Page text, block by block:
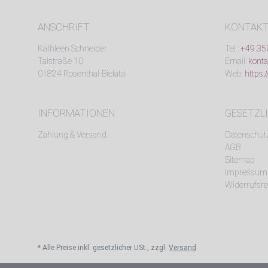
ANSCHRIFT
Kathleen Schneider
Talstraße 10
01824 Rosenthal-Bielatal
KONTAKT
Tel.:+49
Email:
Web:
INFORMATIONEN
Zahlung & Versand
AGB
Sitemap
Impressum
* Alle Preise inkl. gesetzlicher USt., zzgl. Versand